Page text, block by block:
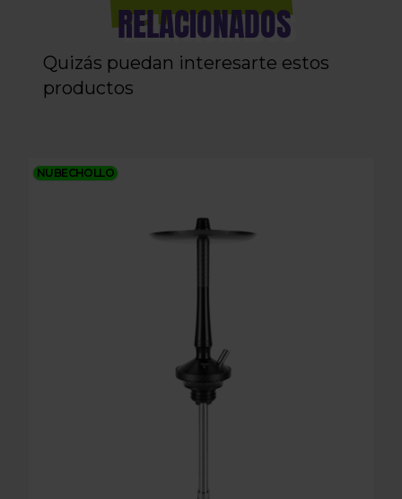
RELACIONADOS
Quizás puedan interesarte estos
productos
NUBECHOLLO
SHISHA MOZE X VYRO NOIR BLACK